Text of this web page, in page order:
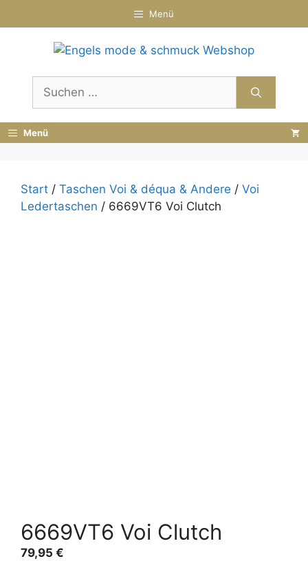
Inhalt
Menü
Suchen
nach:
Menü
Start / Taschen Voi & déqua & Andere / Voi
Ledertaschen / 6669VT6 Voi Clutch
6669VT6 Voi Clutch
79,95 €